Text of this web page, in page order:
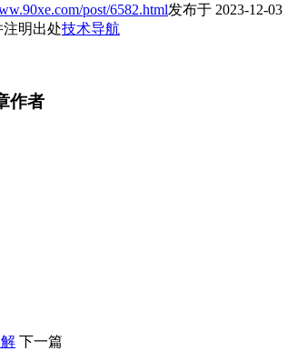
post/6582.html发布于 2023-12-03
注明出处技术导航
作者
下一篇